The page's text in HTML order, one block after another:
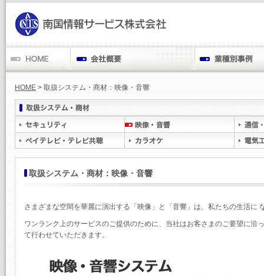
HOME > 取扱システム・商材：映像・音響
取扱システム・商材：映像・音響
さまざまな空間を華麗に演出する「映像」と「音響」は、私たちの生活に
ワンランク上のサービスのご提供のために、当社はお客さまのご要望に沿
て行わせていただきます。